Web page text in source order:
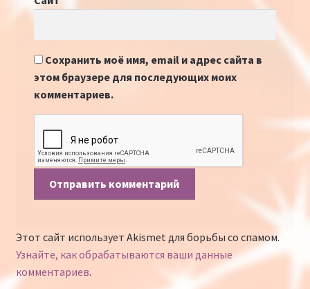
Сохранить моё имя, email и адрес сайта в
этом браузере для последующих моих
комментариев.
Этот сайт использует Akismet для борьбы со спамом.
Узнайте, как обрабатываются ваши данные
комментариев.